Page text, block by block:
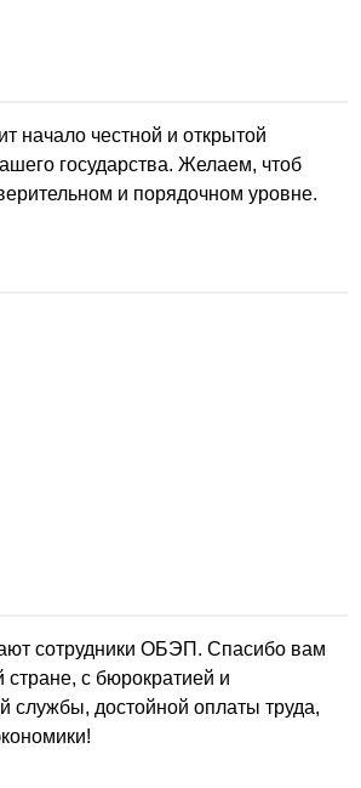
начало честной и открытой
государства. Желаем, чтоб
и порядочном уровне.
сотрудники ОБЭП. Спасибо вам
стране, с бюрократией и
достойной оплаты труда,